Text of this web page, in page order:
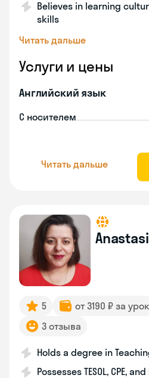
Believes in learning
skills
Читать дальше
Услуги и цены
Английский язык
С носителем
Читать дальше
5 от 3190 ₽ за урок
3 отзыва
Holds a degree in
Possesses TESOL, CPE,